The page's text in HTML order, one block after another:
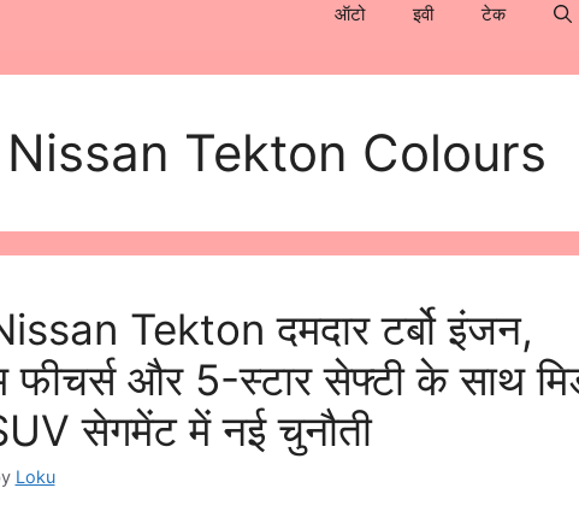
ऑटो इवी टेक
Tekton Colours
Tekton दमदार टर्बो इंजन,
फीचर्स और 5-स्टार सेफ्टी के साथ
सेगमेंट में नई चुनौती
Loku